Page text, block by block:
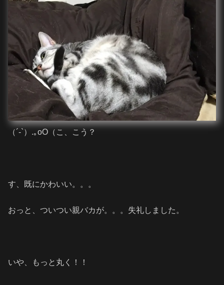
（´-`）.｡oO（こ、こう？
す、既にかわいい。。。
おっと、ついつい親バカが。。。失礼しました。
いや、もっと丸く！！